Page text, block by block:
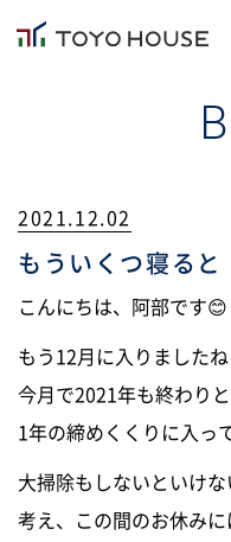
TOYOHOUSEの家づく
施工事例
会社情報
ニュース
2021.12.02
もういくつ寝ると
こんにちは、阿部です😊
もう12月に入りましたね
今月で2021年も終わり
1年の締めくくりに入っ
大掃除もしないといけな
考え、この間のお休みに